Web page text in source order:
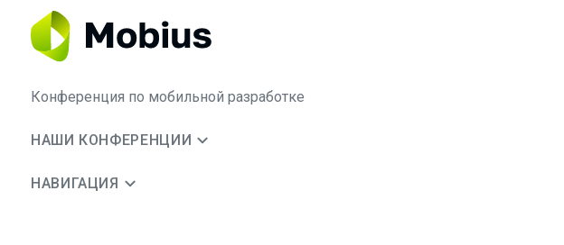
Конференция по мобильной разработке
НАШИ КОНФЕРЕНЦИИ
НАВИГАЦИЯ